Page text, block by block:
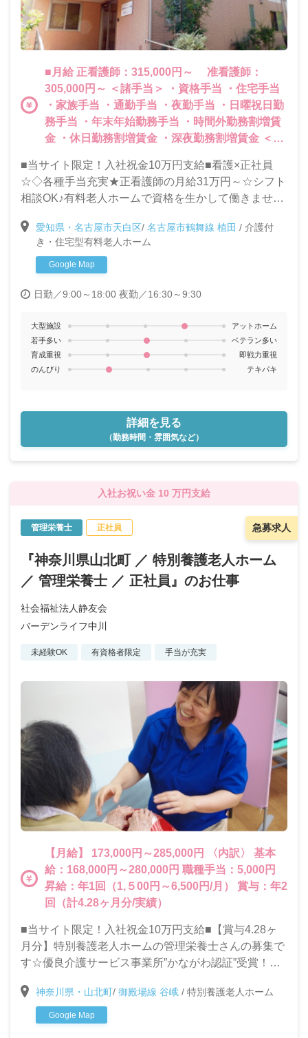
■月給 正看護師：315,000円～ 准看護師：
305,000円～ ＜諸手当＞ ・資格手当 ・住宅手当
・家族手当 ・通勤手当 ・夜勤手当 ・日曜祝日勤
務手当 ・年末年始勤務手当 ・時間外勤務割増賃
金 ・休日勤務割増賃金 ・深夜勤務割増賃金 ＜そ
■当サイト限定！入社祝金10万円支給■看護×正社員
☆◇各種手当充実★正看護師の月給31万円～☆シフト
相談OK♪有料老人ホームで資格を生かして働きません
愛知県・名古屋市天白区/ 名古屋市鶴舞線 植田 / 介護付
き・住宅型有料老人ホーム
Google Map
日勤／9:00～18:00 夜勤／16:30～9:30
大型施設
アットホーム
若手多い
ベテラン多い
育成重視
即戦力重視
のんびり
テキパキ
詳細を見る
（勤務時間・雰囲気など）
入社お祝い金 10 万円支給
急募求人
管理栄養士 正社員
『神奈川県山北町 ／ 特別養護老人ホーム
／ 管理栄養士 ／ 正社員』のお仕事
社会福祉法人静友会
バーデンライフ中川
未経験OK 有資格者限定 手当が充実
【月給】 173,000円～285,000円 〈内訳〉 基本
給：168,000円～280,000円 職種手当：5,000円
昇給：年1回（1,５00円～6,500円/月） 賞与：年2
回（計4.28ヶ月分/実績）
■当サイト限定！入社祝金10万円支給■【賞与4.28ヶ
月分】特別養護老人ホームの管理栄養士さんの募集で
す☆優良介護サービス事業所”かながわ認証”受賞！よ
方、お待ちしています！
神奈川県・山北町/ 御殿場線 谷峨 / 特別養護老人ホーム
Google Map